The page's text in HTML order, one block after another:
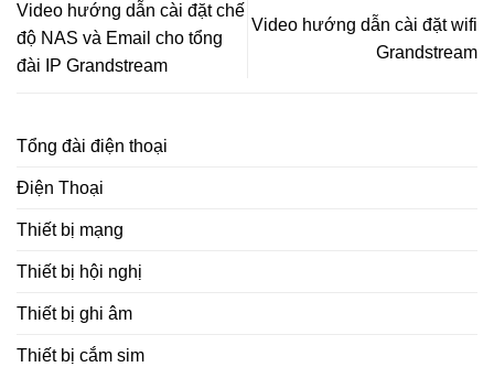
Tổng đài điện thoại
Điện Thoại
Thiết bị mạng
Thiết bị hội nghị
Thiết bị ghi âm
Thiết bị cắm sim
Video hướng dẫn cài đặt chế
độ NAS và Email cho tổng
đài IP Grandstream
Video hướng dẫn cài đặt wifi
Grandstream